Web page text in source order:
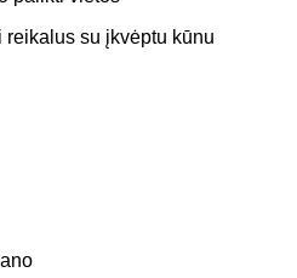
su įkvėptu kūnu